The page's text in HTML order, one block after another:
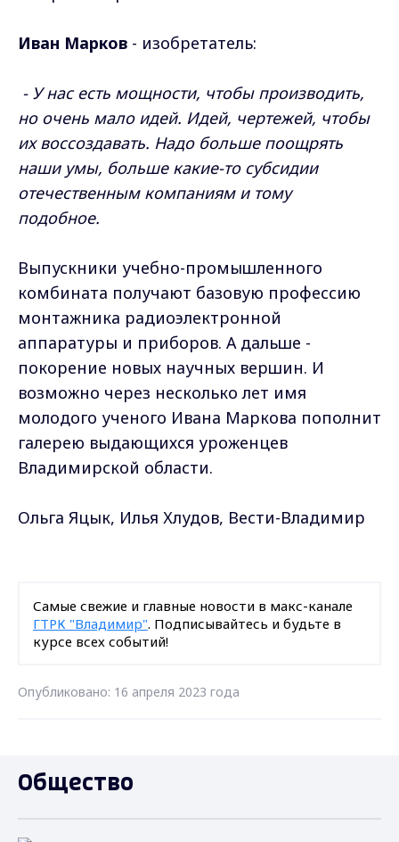
Иван Марков - изобретатель:
- У нас есть мощности, чтобы производить,
но очень мало идей. Идей, чертежей, чтобы
их воссоздавать. Надо больше поощрять
наши умы, больше какие-то субсидии
отечественным компаниям и тому
подобное.
Выпускники учебно-промышленного
комбината получают базовую профессию
монтажника радиоэлектронной
аппаратуры и приборов. А дальше -
покорение новых научных вершин. И
возможно через несколько лет имя
молодого ученого Ивана Маркова пополнит
галерею выдающихся уроженцев
Владимирской области.
Ольга Яцык, Илья Хлудов, Вести-Владимир
Самые свежие и главные новости в макс-канале
ГТРК "Владимир". Подписывайтесь и будьте в
курсе всех событий!
Опубликовано: 16 апреля 2023 года
Общество